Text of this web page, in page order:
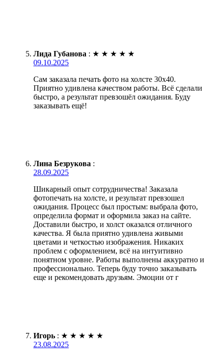
Лида Губанова : ★ ★ ★ ★ ★
09.10.2025
Сам заказала печать фото на холсте 30х40.
Приятно удивлена качеством работы. Всё сделали
быстро, а результат превзошёл ожидания. Буду
заказывать ещё!
Лина Безрукова :
28.09.2025
Шикарный опыт сотрудничества! Заказала
фотопечать на холсте, и результат превзошел
ожидания. Процесс был простым: выбрала фото,
определила формат и оформила заказ на сайте.
Доставили быстро, и холст оказался отличного
качества. Я была приятно удивлена живыми
цветами и четкостью изображения. Никаких
проблем с оформлением, всё на интуитивно
понятном уровне. Работы выполнены аккуратно и
профессионально. Теперь буду точно заказывать
еще и рекомендовать друзьям. Эмоции от г
Игорь : ★ ★ ★ ★ ★
23.08.2025